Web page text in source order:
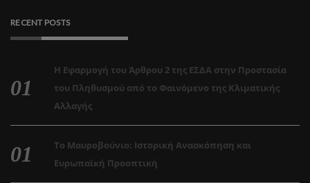
RECENT POSTS
Η Εφαρμογή του Άρθρου 2 της ΕΣΔΑ στην Προστασία
του Πληθυσμού από το Φαινόμενο της Κλιματικής
Αλλαγής
Το Μαυροβούνιο: Ιστορική Ανασκόπηση και
Ευρωπαϊκή Προοπτική